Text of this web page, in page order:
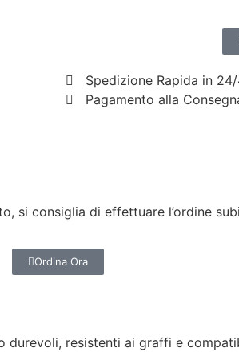
Spedizione Rapida in
Pagamento alla
si consiglia di effettuare l’ordine
Ordina Ora
durevoli, resistenti ai graffi e